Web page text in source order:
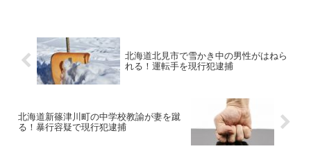
北海道北見市で雪かき中の男性がはねら
れる！運転手を現行犯逮捕
北海道新篠津川町の中学校教諭が妻を蹴
る！暴行容疑で現行犯逮捕